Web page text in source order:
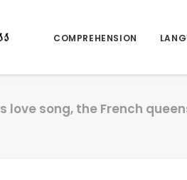
COMPREHENSION
love song, the French